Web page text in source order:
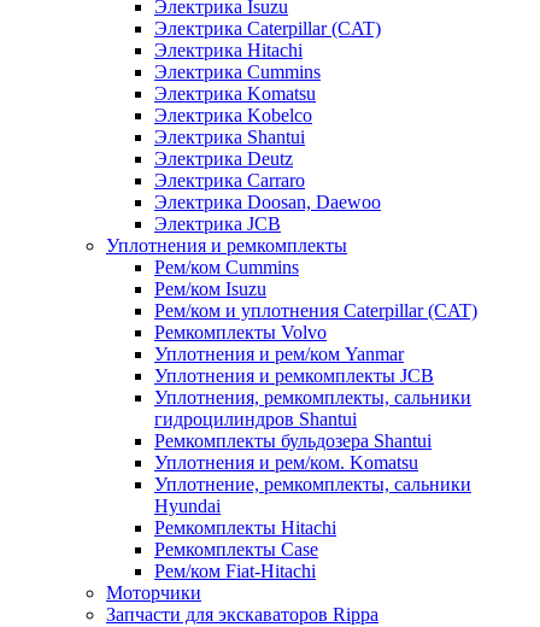
Электрика Isuzu
Электрика Caterpillar (CAT)
Электрика Hitachi
Электрика Cummins
Электрика Komatsu
Электрика Kobelco
Электрика Shantui
Электрика Deutz
Электрика Carraro
Электрика Doosan, Daewoo
Электрика JCB
Уплотнения и ремкомплекты
Рем/ком Cummins
Рем/ком Isuzu
Рем/ком и уплотнения Caterpillar (CAT)
Ремкомплекты Volvo
Уплотнения и рем/ком Yanmar
Уплотнения и ремкомплекты JCB
Уплотнения, ремкомплекты, сальники
гидроцилиндров Shantui
Ремкомплекты бульдозера Shantui
Уплотнения и рем/ком. Komatsu
Уплотнение, ремкомплекты, сальники
Hyundai
Ремкомплекты Hitachi
Ремкомплекты Case
Рем/ком Fiat-Hitachi
Моторчики
Запчасти для экскаваторов Rippa